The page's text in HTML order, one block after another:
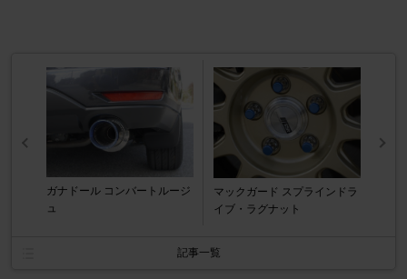
ガナドール コンバートルージ
ュ
マックガード スプラインドラ
イブ・ラグナット
記事一覧